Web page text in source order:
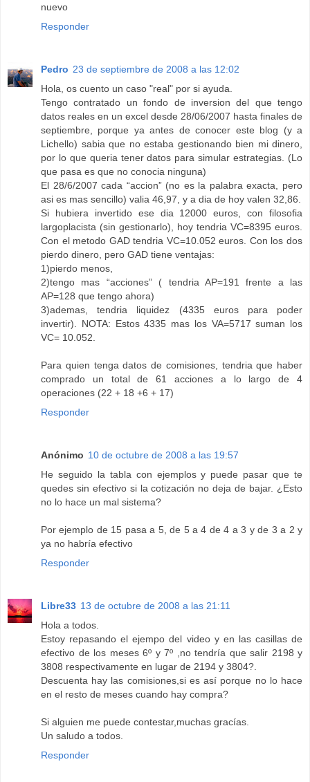
nuevo
Responder
Pedro 23 de septiembre de 2008 a las 12:02
Hola, os cuento un caso "real" por si ayuda.
Tengo contratado un fondo de inversion del que tengo
datos reales en un excel desde 28/06/2007 hasta finales de
septiembre, porque ya antes de conocer este blog (y a
Lichello) sabia que no estaba gestionando bien mi dinero,
por lo que queria tener datos para simular estrategias. (Lo
que pasa es que no conocia ninguna)
El 28/6/2007 cada “accion” (no es la palabra exacta, pero
asi es mas sencillo) valia 46,97, y a dia de hoy valen 32,86.
Si hubiera invertido ese dia 12000 euros, con filosofia
largoplacista (sin gestionarlo), hoy tendria VC=8395 euros.
Con el metodo GAD tendria VC=10.052 euros. Con los dos
pierdo dinero, pero GAD tiene ventajas:
1)pierdo menos,
2)tengo mas “acciones” ( tendria AP=191 frente a las
AP=128 que tengo ahora)
3)ademas, tendria liquidez (4335 euros para poder
invertir). NOTA: Estos 4335 mas los VA=5717 suman los
VC= 10.052.
Para quien tenga datos de comisiones, tendria que haber
comprado un total de 61 acciones a lo largo de 4
operaciones (22 + 18 +6 + 17)
Responder
Anónimo 10 de octubre de 2008 a las 19:57
He seguido la tabla con ejemplos y puede pasar que te
quedes sin efectivo si la cotización no deja de bajar. ¿Esto
no lo hace un mal sistema?
Por ejemplo de 15 pasa a 5, de 5 a 4 de 4 a 3 y de 3 a 2 y
ya no habría efectivo
Responder
Libre33 13 de octubre de 2008 a las 21:11
Hola a todos.
Estoy repasando el ejempo del video y en las casillas de
efectivo de los meses 6º y 7º ,no tendría que salir 2198 y
3808 respectivamente en lugar de 2194 y 3804?.
Descuenta hay las comisiones,si es así porque no lo hace
en el resto de meses cuando hay compra?
Si alguien me puede contestar,muchas gracías.
Un saludo a todos.
Responder